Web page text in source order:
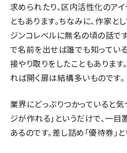
求められたり、区内活性化のア
ともあります。ちなみに、作家と
ジンコレベルに無名の頃の話で
で名前を出せば誰でも知ってい
接やり取りをしたこともありま
れば開く扉は結構多いものです。
業界にどっぷりつかっていると
ジが作れる」というだけで、一
あるのです。差し詰め「優待券」